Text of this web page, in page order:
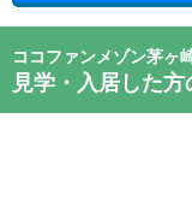
ココファンメゾン茅ヶ
見学・入居した方